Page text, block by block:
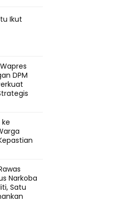
Ikut
DPM
Narkoba
Satu